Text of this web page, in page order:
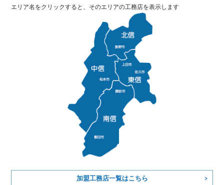
エリア名をクリックすると、そのエリアの工務店を表示します
加盟工務店一覧はこちら